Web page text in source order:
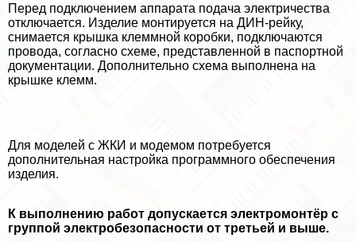
Перед подключением аппарата подача электричества
отключается. Изделие монтируется на ДИН-рейку,
снимается крышка клеммной коробки, подключаются
провода, согласно схеме, представленной в паспортной
документации. Дополнительно схема выполнена на
крышке клемм.
Для моделей с ЖКИ и модемом потребуется
дополнительная настройка программного обеспечения
изделия.
К выполнению работ допускается электромонтёр с
группой электробезопасности от третьей и выше.